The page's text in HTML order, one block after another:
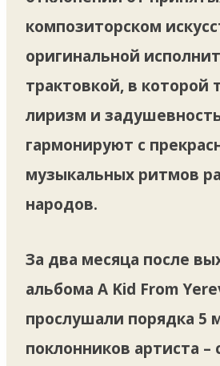
композиторском
оригинальной
трактовкой, в которой
лиризм и
гармонируют с
музыкальных ритмов
народов.
За два месяца после
альбома A Kid From
прослушали порядка 5
поклонников артиста –